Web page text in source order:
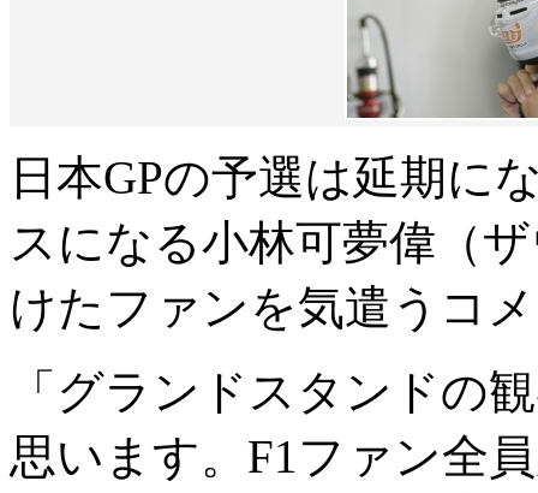
日本GPの予選は延期に
スになる小林可夢偉（
けたファンを気遣うコ
「グランドスタンドの
思います。F1ファン全